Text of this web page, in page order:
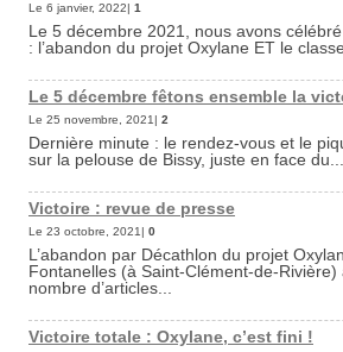
Le 6 janvier, 2022| 1
Le 5 décembre 2021, nous avons
: l’abandon du projet Oxylane ET le
Le 5 décembre fêtons ensemble la
Le 25 novembre, 2021| 2
Dernière minute : le rendez-vous et le
sur la pelouse de Bissy, juste en face du...
Victoire : revue de presse
Le 23 octobre, 2021| 0
L’abandon par Décathlon du projet
Fontanelles (à Saint-Clément-de-Rivière)
nombre d’articles...
Victoire totale : Oxylane, c’est fini !